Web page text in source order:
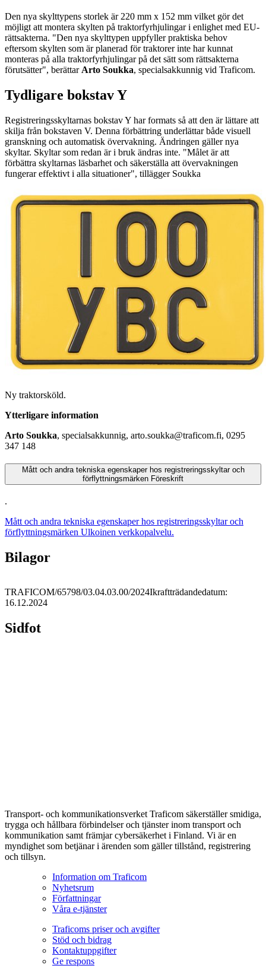
Den nya skylttypens storlek är 220 mm x 152 mm vilket gör det
möjligt att montera skylten på traktorfyrhjulingar i enlighet med EU-
rättsakterna. "Den nya skylttypen uppfyller praktiska behov
eftersom skylten som är planerad för traktorer inte har kunnat
monteras på alla traktorfyrhjulingar på det sätt som rättsakterna
förutsätter", berättar Arto Soukka, specialsakkunnig vid Traficom.
Tydligare bokstav Y
Registreringsskyltarnas bokstav Y har formats så att den är lättare att
skilja från bokstaven V. Denna förbättring underlättar både visuell
granskning och automatisk övervakning. Ändringen gäller nya
skyltar. Skyltar som redan är i bruk ändras inte. "Målet är att
förbättra skyltarnas läsbarhet och säkerställa att övervakningen
fungerar effektivt i alla situationer", tillägger Soukka
Ny traktorsköld.
Ytterligare information
Arto Soukka, specialsakkunnig, arto.soukka@traficom.fi, 0295
347 148
Mått och andra tekniska egenskaper hos registreringsskyltar och
förflyttningsmärken Föreskrift
.
Mått och andra tekniska egenskaper hos registreringsskyltar och
förflyttningsmärken Ulkoinen verkkopalvelu.
Bilagor
TRAFICOM/65798/03.04.03.00/2024Ikraftträdandedatum:
16.12.2024
Sidfot
Transport- och kommunikationsverket Traficom säkerställer smidiga,
trygga och hållbara förbindelser och tjänster inom transport och
kommunikation samt främjar cybersäkerhet i Finland. Vi är en
myndighet som betjänar i ärenden som gäller tillstånd, registrering
och tillsyn.
Information om Traficom
Nyhetsrum
Författningar
Våra e-tjänster
Traficoms priser och avgifter
Stöd och bidrag
Kontaktuppgifter
Ge respons